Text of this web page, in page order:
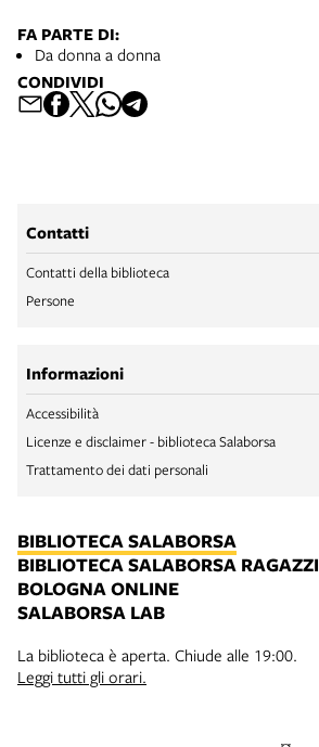
FA PARTE DI:
Da donna a donna
CONDIVIDI
Contatti
Contatti della biblioteca
Persone
Informazioni
Accessibilità
Licenze e disclaimer - biblioteca Salaborsa
Trattamento dei dati personali
BIBLIOTECA SALABORSA
BIBLIOTECA SALABORSA RAGAZZI
BOLOGNA ONLINE
SALABORSA LAB
La biblioteca è aperta. Chiude alle 19:00.
Leggi tutti gli orari.